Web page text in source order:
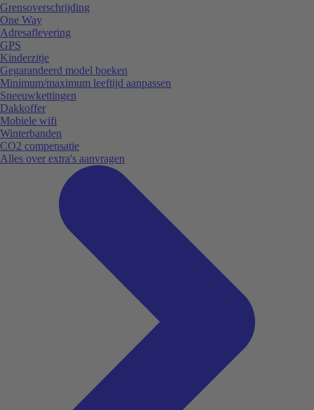
Grensoverschrijding
One Way
Adresaflevering
GPS
Kinderzitje
Gegarandeerd model boeken
Minimum/maximum leeftijd aanpassen
Sneeuwkettingen
Dakkoffer
Mobiele wifi
Winterbanden
CO2 compensatie
Alles over extra's aanvragen